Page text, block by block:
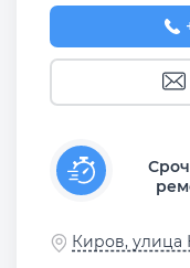
Киров, улица